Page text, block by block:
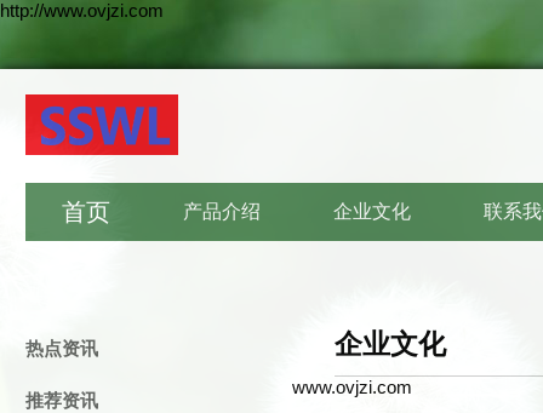
http://www.ovjzi.com
首页 产品介绍 企业文化 联系
企业文化
www.ovjzi.com
热点资讯
推荐资讯